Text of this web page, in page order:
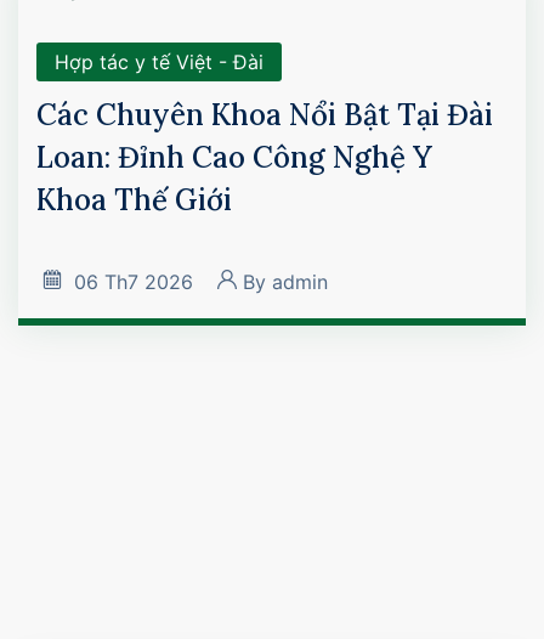
Hợp tác y tế Việt - Đài
Các Chuyên Khoa Nổi Bật Tại Đài
Loan: Đỉnh Cao Công Nghệ Y
Khoa Thế Giới
06 Th7 2026 By admin